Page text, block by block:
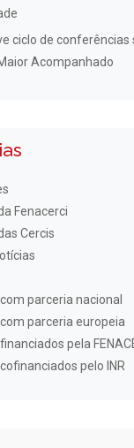
ciclo de conferências
Acompanhado
Fenacerci
Cercis
parceria nacional
parceria europeia
pela
pelo INR